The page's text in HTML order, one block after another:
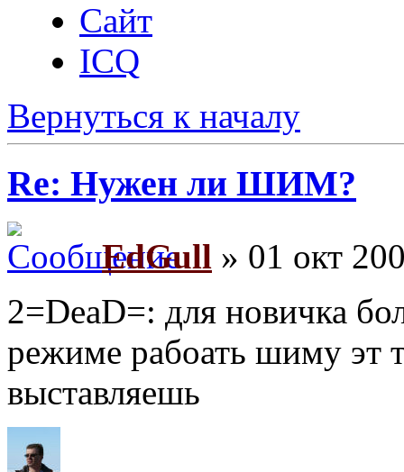
Сайт
ICQ
Вернуться к началу
Re: Нужен ли ШИМ?
EdGull » 01 окт
2=DeaD=: для новичка
режиме рабоать шиму эт
выставляешь